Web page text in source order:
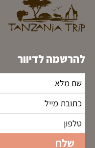
להרשמה לדיוור